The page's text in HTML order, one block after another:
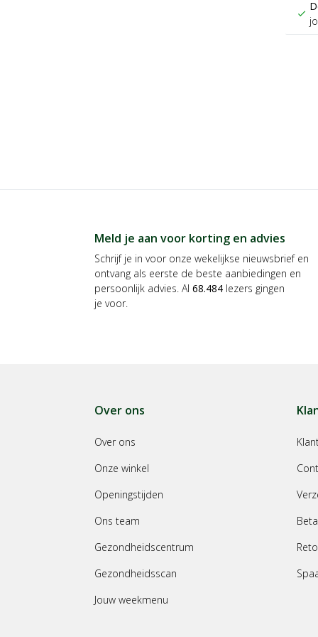
check
Meld je aan voor korting en advies
Schrijf je in voor onze wekelijkse nieuwsbrief en
ontvang als eerste de beste aanbiedingen en
persoonlijk advies. Al 68.484 lezers gingen
je voor.
Over ons
Over ons
Onze winkel
Openingstijden
Ons team
Gezondheidscentrum
Gezondheidsscan
Jouw weekmenu